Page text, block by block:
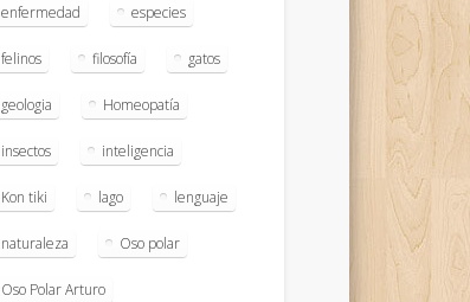
enfermedad especies
felinos filosofía gatos
geologia Homeopatía
insectos inteligencia
Kon tiki lago lenguaje
naturaleza Oso polar
Oso Polar Arturo